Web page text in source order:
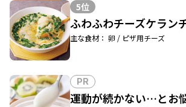
5位
ふわふわチーズケラン
主な食材： 卵 / ピザ用チーズ
PR
運動が続かない…とお